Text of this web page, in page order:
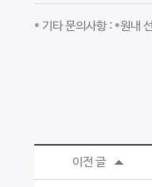
* 기타 문의사항 : *원내
이전 글